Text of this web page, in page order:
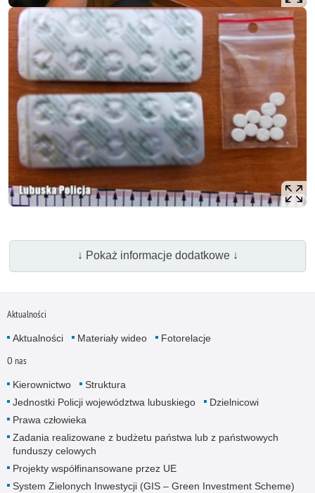
↓ Pokaż informacje dodatkowe ↓
Aktualności
Aktualności Materiały wideo Fotorelacje
O nas
Kierownictwo
Struktura
Jednostki Policji województwa lubuskiego
Dzielnicowi
Prawa człowieka
Zadania realizowane z budżetu państwa lub z państwowych
funduszy celowych
Projekty współfinansowane przez UE
System Zielonych Inwestycji (GIS – Green Investment Scheme)